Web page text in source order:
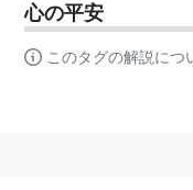
心の平安
このタグの解説につ